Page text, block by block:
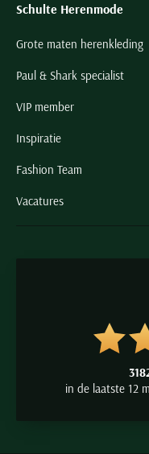
Schulte Herenmode
Grote maten herenkleding
Paul & Shark specialist
VIP member
Inspiratie
Fashion Team
Vacatures
in de laatste 12